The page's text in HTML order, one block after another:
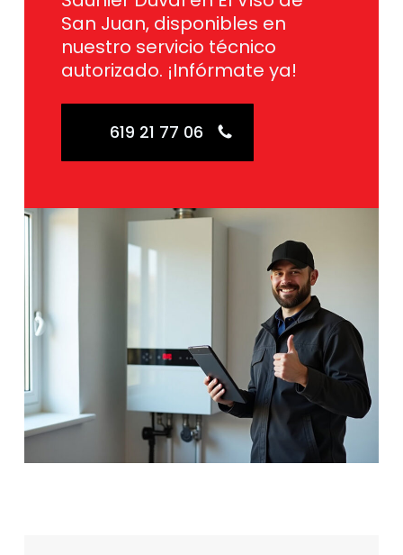
San Juan, disponibles en
nuestro servicio técnico
autorizado. ¡Infórmate ya!
619 21 77 06